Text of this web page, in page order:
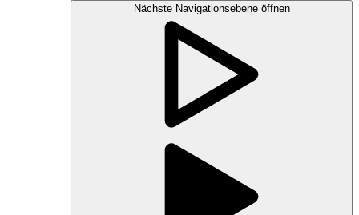
Nächste Navigationsebene öffnen